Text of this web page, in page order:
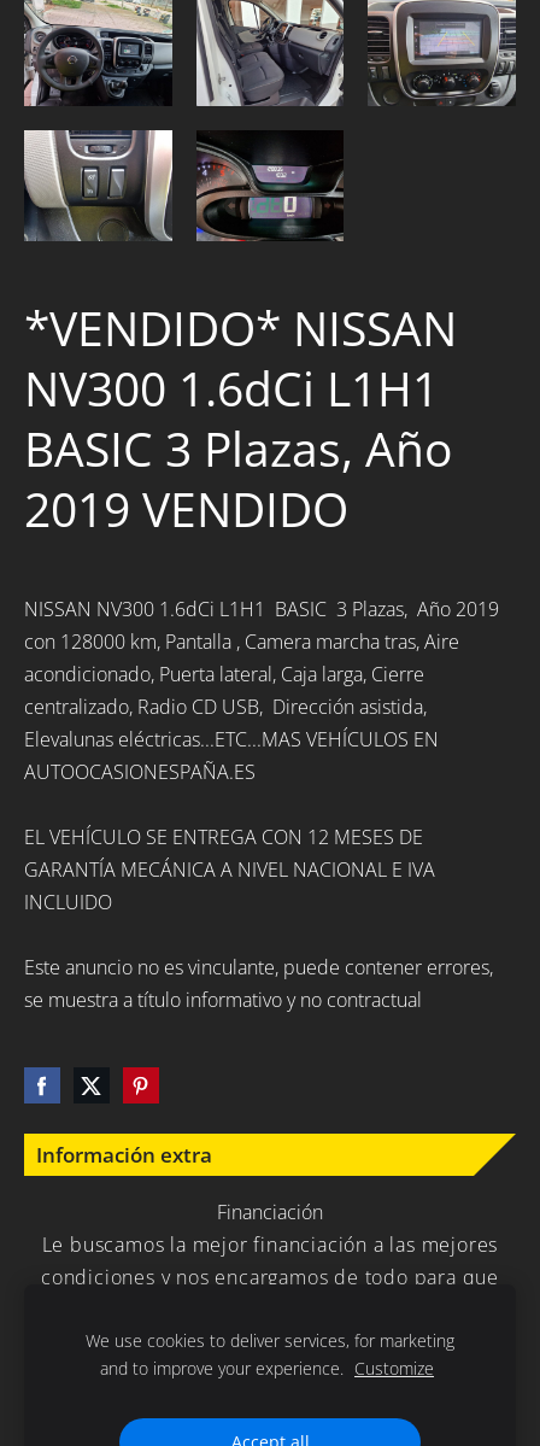
Información extra
Financiación
Le buscamos la mejor financiación a las mejores
condiciones y nos encargamos de todo para que
*VENDIDO* NISSAN
NV300 1.6dCi L1H1
BASIC 3 Plazas, Año
2019 VENDIDO
NISSAN NV300 1.6dCi L1H1 BASIC 3 Plazas, Año 2019
con 128000 km, Pantalla , Camera marcha tras, Aire
acondicionado, Puerta lateral, Caja larga, Cierre
centralizado, Radio CD USB, Dirección asistida,
Elevalunas eléctricas...ETC...MAS VEHÍCULOS EN
AUTOOCASIONESPAÑA.ES
EL VEHÍCULO SE ENTREGA CON 12 MESES DE
GARANTÍA MECÁNICA A NIVEL NACIONAL E IVA
INCLUIDO
Este anuncio no es vinculante, puede contener errores,
se muestra a título informativo y no contractual
We use cookies to deliver services, for marketing
and to improve your experience. Customize